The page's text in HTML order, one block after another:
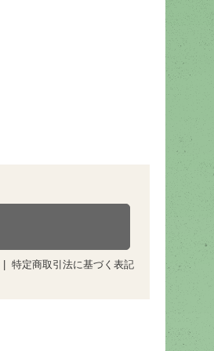
特定商取引法に基づく表記